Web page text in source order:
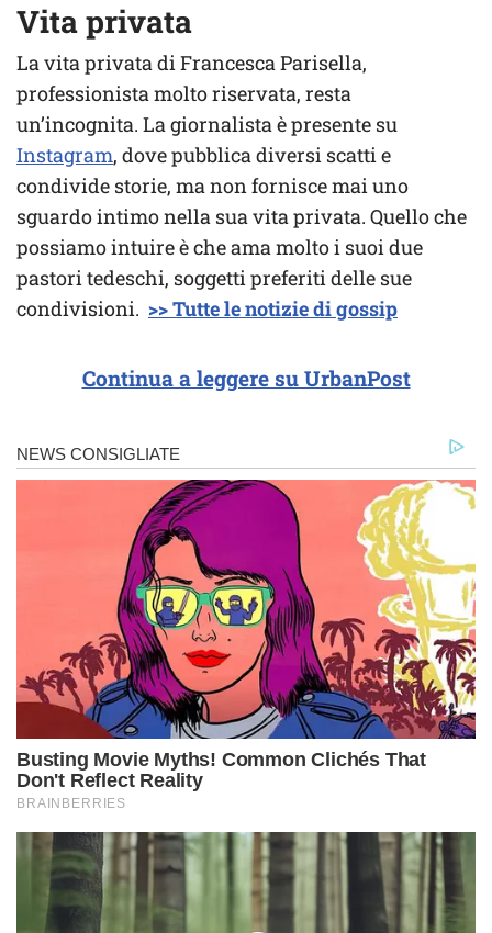
Vita privata
La vita privata di Francesca Parisella,
professionista molto riservata, resta
un’incognita. La giornalista è presente su
Instagram, dove pubblica diversi scatti e
condivide storie, ma non fornisce mai uno
sguardo intimo nella sua vita privata. Quello che
possiamo intuire è che ama molto i suoi due
pastori tedeschi, soggetti preferiti delle sue
condivisioni. >> Tutte le notizie di gossip
Continua a leggere su UrbanPost